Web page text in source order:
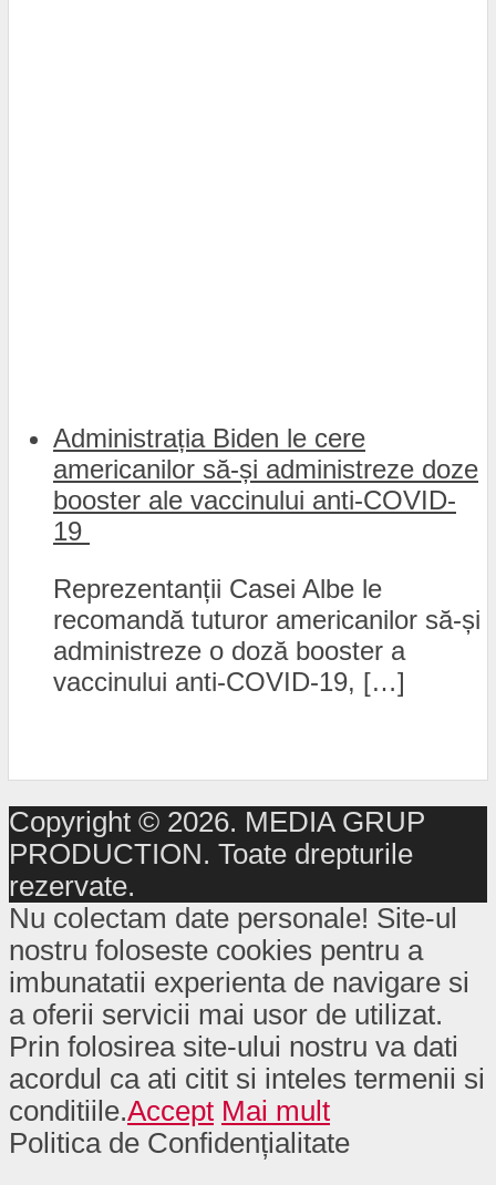
Administrația Biden le cere
americanilor să-și administreze doze
booster ale vaccinului anti-COVID-
19
Reprezentanții Casei Albe le
recomandă tuturor americanilor să-și
administreze o doză booster a
vaccinului anti-COVID-19, […]
Copyright © 2026. MEDIA GRUP
PRODUCTION. Toate drepturile
rezervate.
Nu colectam date personale! Site-ul
nostru foloseste cookies pentru a
imbunatatii experienta de navigare si
a oferii servicii mai usor de utilizat.
Prin folosirea site-ului nostru va dati
acordul ca ati citit si inteles termenii si
conditiile.Accept Mai mult
Politica de Confidențialitate